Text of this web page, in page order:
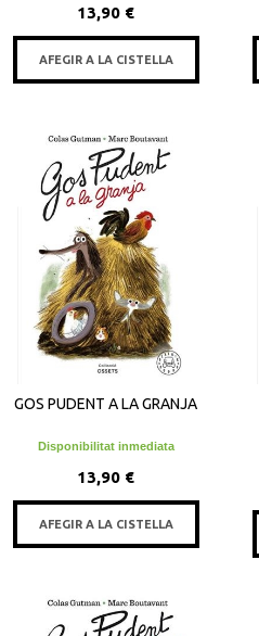
13,90 €
AFEGIR A LA CISTELLA
GOS PUDENT A LA GRANJA
Disponibilitat inmediata
13,90 €
AFEGIR A LA CISTELLA